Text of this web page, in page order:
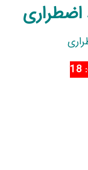
اضطراری